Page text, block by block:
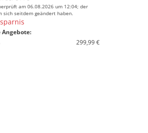
am 06.08.2026 um 12:04; der
sich seitdem geändert haben.
299,99 €